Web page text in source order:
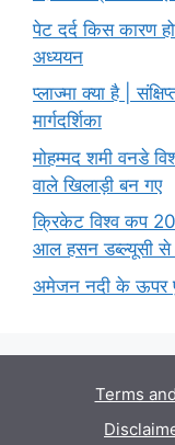
पेट दर्द किस कारण
अध्ययन
प्लाज्मा क्या है |
मार्गदर्शिका
मोहम्मद शमी वनडे
वाले खिलाड़ी बन गए
क्रिकेट विश्व कप
आल हसन डब्ल्यूसी से
अमेजन नदी के ऊपर
Terms